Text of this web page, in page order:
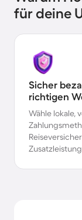
für deine
Sicher
richtigen
Wähle lokale,